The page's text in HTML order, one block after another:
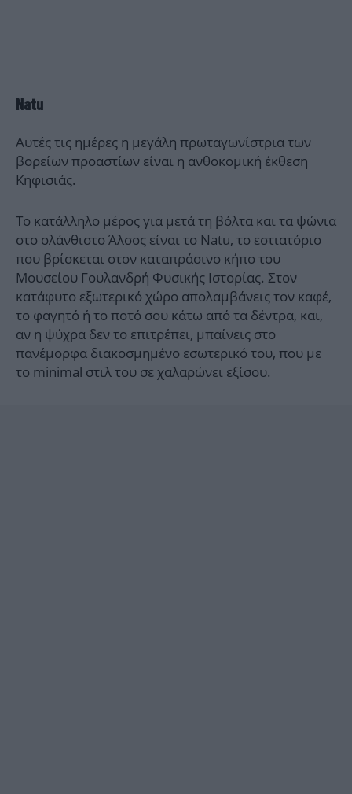
Natu
Αυτές τις ημέρες η μεγάλη πρωταγωνίστρια των
βορείων προαστίων είναι η ανθοκομική έκθεση
Κηφισιάς.
Το κατάλληλο μέρος για μετά τη βόλτα και τα ψώνια
στο ολάνθιστο Άλσος είναι το Natu, το εστιατόριο
που βρίσκεται στον καταπράσινο κήπο του
Μουσείου Γουλανδρή Φυσικής Ιστορίας. Στον
κατάφυτο εξωτερικό χώρο απολαμβάνεις τον καφέ,
το φαγητό ή το ποτό σου κάτω από τα δέντρα, και,
αν η ψύχρα δεν το επιτρέπει, μπαίνεις στο
πανέμορφα διακοσμημένο εσωτερικό του, που με
το minimal στιλ του σε χαλαρώνει εξίσου.